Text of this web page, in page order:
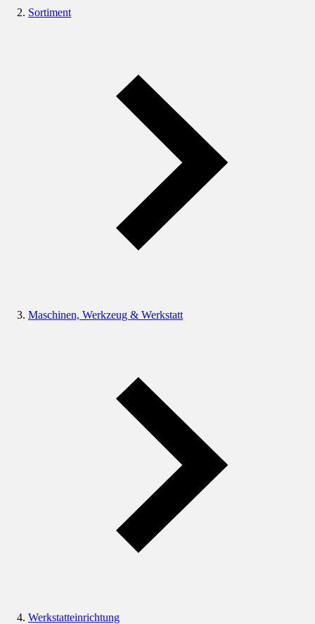
Sortiment
Maschinen, Werkzeug & Werkstatt
Werkstatteinrichtung